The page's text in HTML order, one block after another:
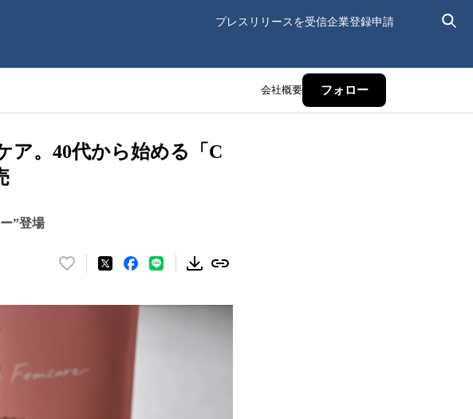
プレスリリースを受信企業登録申請
会社概要 フォロー
ア。40代から始める「C
”登場
い
ね
読